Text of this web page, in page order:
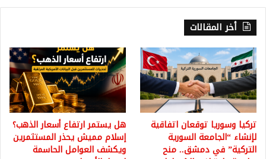
أخر المقالات
تركيا وسوريا توقعان اتفاقية
لإنشاء “الجامعة السورية
التركية” في دمشق.. منح
هل يستمر ارتفاع أسعار الذهب؟
إسلام مميش يحذر المستثمرين
ويكشف العوامل الحاسمة